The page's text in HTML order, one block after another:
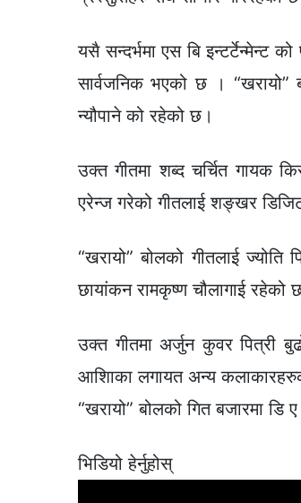
यसै सन्दर्भमा एस बि इन्टर्टेन्मेन्ट
सार्वजनिक भएको छ । “खरायो”
न्यौपाने को रहेको छ।
उक्त गीतमा शब्द चर्चित गायक
एरेन्ज गरेको गीतलाई शङ्खर
“खरायो” बोलको गीतलाई
छायांकन रामकृष्ण चौलागाई
उक्त गीतमा अर्जुन कुवर पित्री
आशिाका लगायत अन्य
“खरायो” बोलको गित बजारमा
भिडियो हेर्नुहोस्